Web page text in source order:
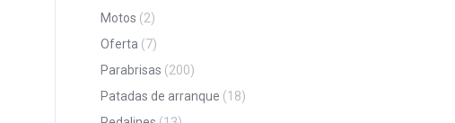
Motos (2)
Oferta (7)
Parabrisas (200)
Patadas de arranque (18)